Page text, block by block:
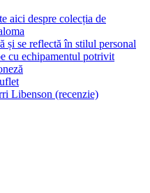
aici despre colecția de
și se reflectă în stilul personal
cu echipamentul potrivit
Libenson (recenzie)